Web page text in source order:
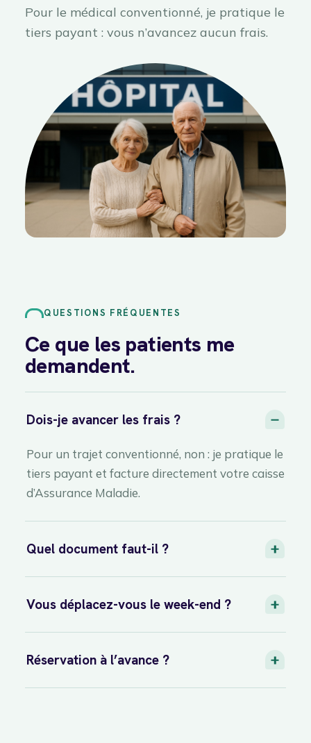
Pour le médical conventionné, je pratique le
tiers payant : vous n’avancez aucun frais.
QUESTIONS FRÉQUENTES
Ce que les patients me
demandent.
Dois-je avancer les frais ?
Pour un trajet conventionné, non : je pratique le
tiers payant et facture directement votre caisse
d’Assurance Maladie.
Quel document faut-il ?
Vous déplacez-vous le week-end ?
Réservation à l’avance ?